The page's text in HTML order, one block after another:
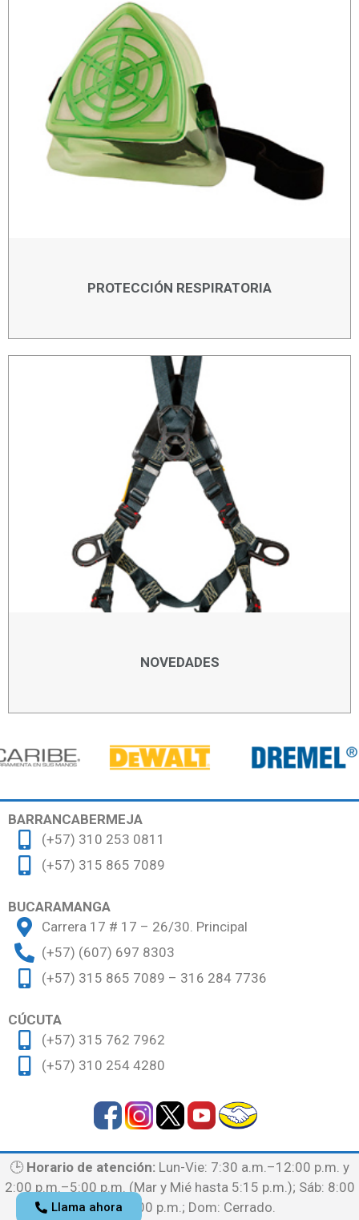
PROTECCIÓN RESPIRATORIA
NOVEDADES
BARRANCABERMEJA
(+57) 310 253 0811
(+57) 315 865 7089
BUCARAMANGA
Carrera 17 # 17 – 26/30. Principal
(+57) (607) 697 8303
(+57) 315 865 7089 – 316 284 7736
CÚCUTA
(+57) 315 762 7962
(+57) 310 254 4280
🕒 Horario de atención: Lun-Vie: 7:30 a.m.–12:00 p.m. y
2:00 p.m.–5:00 p.m. (Mar y Mié hasta 5:15 p.m.); Sáb: 8:00
a.m.–12:00 p.m.; Dom: Cerrado.
Llama ahora